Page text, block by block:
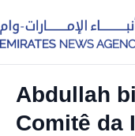
Abdullah
Comitê da